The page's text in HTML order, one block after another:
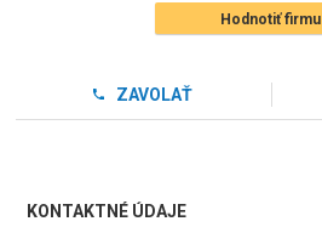
Hodnotiť firmu
ZAVOLAŤ
KONTAKTNÉ ÚDAJE